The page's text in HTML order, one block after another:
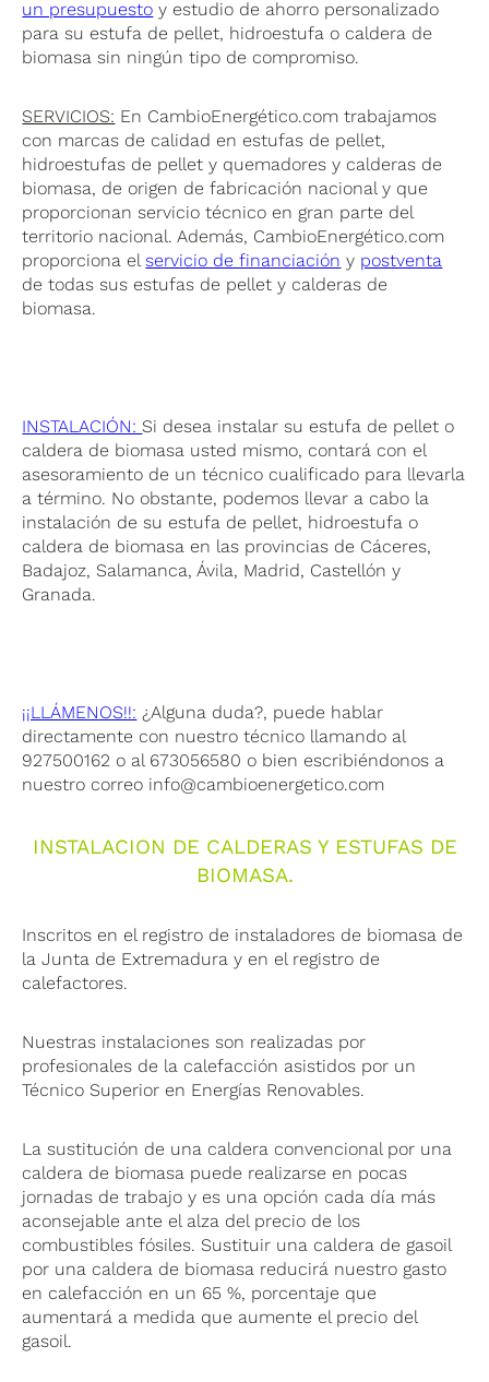
un presupuesto y estudio de ahorro personalizado
para su estufa de pellet, hidroestufa o caldera de
biomasa sin ningún tipo de compromiso.
SERVICIOS: En CambioEnergético.com trabajamos
con marcas de calidad en estufas de pellet,
hidroestufas de pellet y quemadores y calderas de
biomasa, de origen de fabricación nacional y que
proporcionan servicio técnico en gran parte del
territorio nacional. Además, CambioEnergético.com
proporciona elservicio de financiación y postventa
de todas sus estufas de pellet y calderas de
biomasa.
INSTALACIÓN:Si desea instalar su estufa de pellet o
caldera de biomasa usted mismo, contará con el
asesoramiento de un técnico cualificado para llevarla
a término. No obstante, podemos llevar a cabo la
instalación de su estufa de pellet, hidroestufa o
caldera de biomasa en las provincias de Cáceres,
Badajoz, Salamanca, Ávila, Madrid, Castellón y
Granada.
¡¡LLÁMENOS!!: ¿Alguna duda?, puede hablar
directamente con nuestro técnico llamando al
927500162 o al 673056580 o bien escribiéndonos a
nuestro correo info@cambioenergetico.com
INSTALACION DE CALDERAS Y ESTUFAS DE
BIOMASA.
Inscritos en el registro de instaladores de biomasa de
la Junta de Extremadura y en el registro de
calefactores.
Nuestras instalaciones son realizadas por
profesionales de la calefacción asistidos por un
Técnico Superior en Energías Renovables.
La sustitución de una caldera convencional por una
caldera de biomasa puede realizarse en pocas
jornadas de trabajo y es una opción cada día más
aconsejable ante el alza del precio de los
combustibles fósiles. Sustituir una caldera de gasoil
por una caldera de biomasa reducirá nuestro gasto
en calefacción en un 65 %, porcentaje que
aumentará a medida que aumente el precio del
gasoil.